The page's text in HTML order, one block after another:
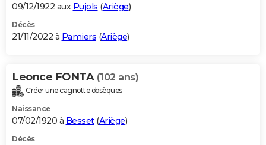
09/12/1922 aux Pujols (Ariège)
Décès
21/11/2022 à Pamiers (Ariège)
Leonce FONTA (102 ans)
Créer une cagnotte obsèques
Naissance
07/02/1920 à Besset(Ariège)
Décès